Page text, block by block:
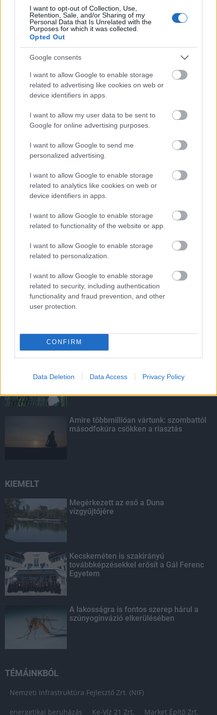
I want to opt-out of Collection, Use,
Retention, Sale, and/or Sharing of my
Personal Data that Is Unrelated with the
Purposes for which it was collected.
Opted Out
Google consents
I want to allow Google to enable storage
related to advertising like cookies on web or
device identifiers in apps.
I want to allow my user data to be sent to
Google for online advertising purposes.
I want to allow Google to send me
personalized advertising.
I want to allow Google to enable storage
related to analytics like cookies on web or
device identifiers in apps.
I want to allow Google to enable storage
related to functionality of the website or app.
I want to allow Google to enable storage
related to personalization.
I want to allow Google to enable storage
related to security, including authentication
functionality and fraud prevention, and other
user protection.
CONFIRM
Data Deletion Data Access Privacy Policy
Megérkezett az eső a Duna vízgyűjtőjére
mérföldköve a felülvizsgálat
árnyékában?
Helyi hírek
Amire többmillióan vártunk: szombattól
másodfokúra csökken a riasztás
HIRDETÉS
HIRDETÉS
HIRDETÉS
LEGOLVASOTTABB
széncinegék védelme
Amire többmillióan vártunk: szombattól
másodfokúra csökken a riasztás
KIEMELT
Megérkezett az eső a Duna
vízgyűjtőjére
Kecskeméten is szakirányú
továbbképzésekkel erősít a Gál Ferenc
Egyetem
A lakosságra is fontos szerep hárul a
szúnyoginvázió elkerülésében
TÉMÁINKBÓL
Nemzeti Infrastruktúra Fejlesztő Zrt. (NIF)
energetikai beruházás Ke-Víz 21 Zrt. Market Építő Zrt.